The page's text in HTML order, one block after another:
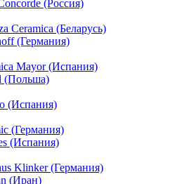
(Россия)
Ceramica (Беларусь)
(Германия)
Mayor (Испания)
(Польша)
(Испания)
(Германия)
(Испания)
Klinker (Германия)
(Иран)